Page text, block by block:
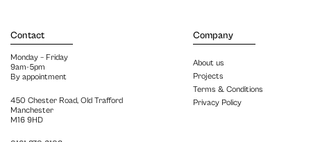
Contact
Monday – Friday
9am-5pm
By appointment
450 Chester Road, Old Trafford
Manchester
M16 9HD
Company
About us
Projects
Terms & Conditions
Privacy Policy